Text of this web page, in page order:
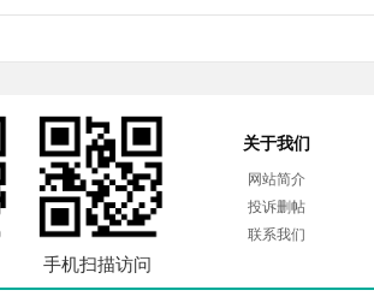
手机扫描访问
关于我们
网站简介
投诉删帖
联系我们